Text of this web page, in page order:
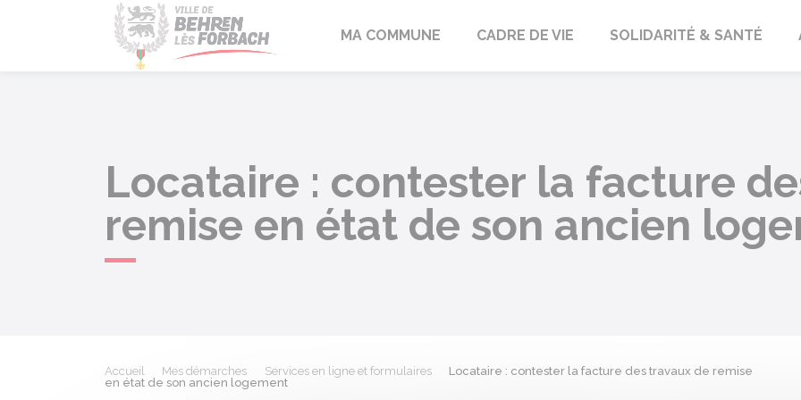
Behren-lès-Forbach
MA COMMUNE CADRE DE VIE SOLIDARITÉ & SANTÉ
Locataire : contester la facture
remise en état de son ancien
Accueil Mes démarches Services en ligne et formulaires
Locataire : contester la facture des travaux de remise
en état de son ancien logement